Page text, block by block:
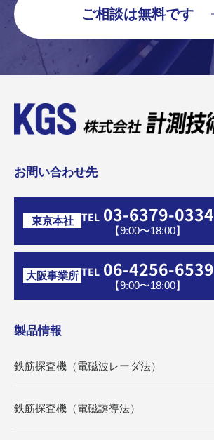
ご相談は無料です
お問い合わせ先
東京本社 TEL 03-6379-0334
【9:00〜18:00】
大阪事業所 TEL 06-4256-6539
【9:00〜18:00】
製品情報
鉄筋探査機（電磁波レーダ法）
鉄筋探査機（電磁誘導法）